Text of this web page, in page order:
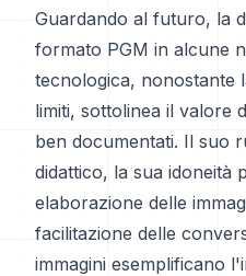
Guardando al futuro, la
formato PGM in alcune
tecnologica, nonostante
limiti, sottolinea il valore
ben documentati. Il suo
didattico, la sua idoneità
elaborazione delle
facilitazione delle
immagini esemplificano